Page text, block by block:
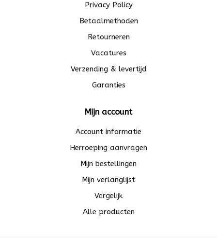
Privacy Policy
Betaalmethoden
Retourneren
Vacatures
Verzending & levertijd
Garanties
Mijn account
Account informatie
Herroeping aanvragen
Mijn bestellingen
Mijn verlanglijst
Vergelijk
Alle producten